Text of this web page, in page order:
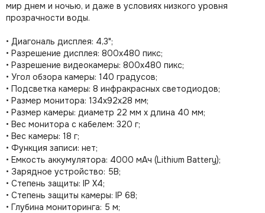
мир днем и ночью, и даже в условиях низкого уровня
прозрачности воды.
• Диагональ дисплея: 4,3";
• Разрешение дисплея: 800х480 пикс;
• Разрешение видеокамеры: 800х480 пикс;
• Угол обзора камеры: 140 градусов;
• Подсветка камеры: 8 инфракрасных светодиодов;
• Размер монитора: 134х92х28 мм;
• Размер камеры: диаметр 22 мм х длина 40 мм;
• Вес монитора с кабелем: 320 г;
• Вес камеры: 18 г;
• Функция записи: нет;
• Емкость аккумулятора: 4000 мАч (Lithium Battery);
• Зарядное устройство: 5B;
• Степень защиты: IP Х4;
• Степень защиты камеры: IP 68;
• Глубина мониторинга: 5 м;